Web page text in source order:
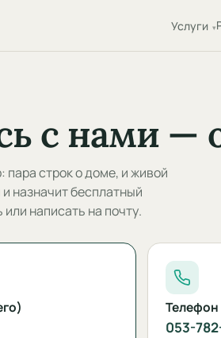
Услуги
с нами —
строк о доме, и живой
назначит бесплатный
написать на почту.
Телефон
053-